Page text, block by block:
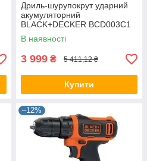
Дриль-шурупокрут ударний
акумуляторний
BLACK+DECKER BCD003C1
В наявності
3 999 ₴ 5 411,12 ₴
Купити
–12%